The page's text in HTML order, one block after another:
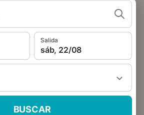
Salida
sáb, 22/08
BUSCAR